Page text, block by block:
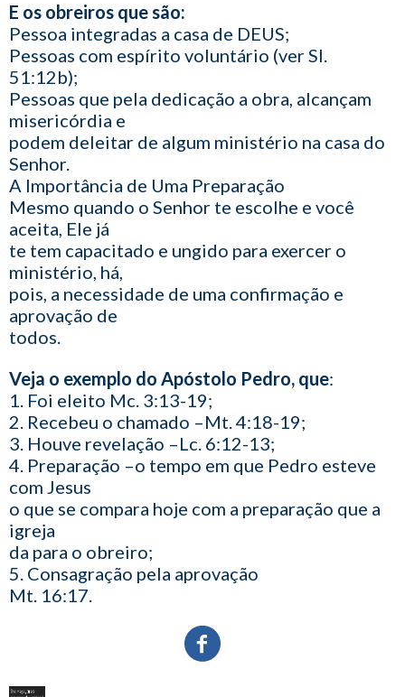
E os obreiros que são:
Pessoa integradas a casa de DEUS;
Pessoas com espírito voluntário (ver Sl.
51:12b);
Pessoas que pela dedicação a obra, alcançam
misericórdia e
podem deleitar de algum ministério na casa do
Senhor.
A Importância de Uma Preparação
Mesmo quando o Senhor te escolhe e você
aceita, Ele já
te tem capacitado e ungido para exercer o
ministério, há,
pois, a necessidade de uma confirmação e
aprovação de
todos.
Veja o exemplo do Apóstolo Pedro, que:
1. Foi eleito Mc. 3:13-19;
2. Recebeu o chamado –Mt. 4:18-19;
3. Houve revelação –Lc. 6:12-13;
4. Preparação –o tempo em que Pedro esteve
com Jesus
o que se compara hoje com a preparação que a
igreja
da para o obreiro;
5. Consagração pela aprovação
Mt. 16:17.